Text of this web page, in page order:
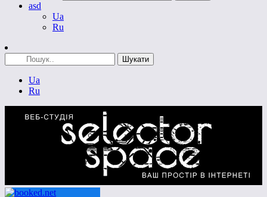
asd
Ua
Ru
Ua
Ru